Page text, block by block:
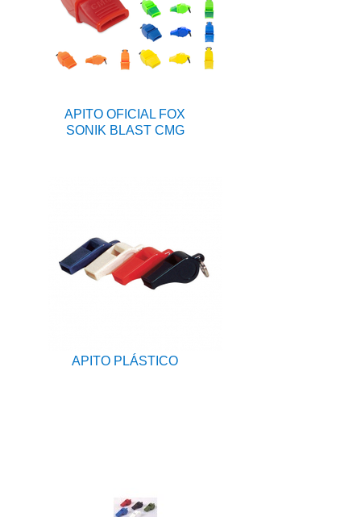
APITO OFICIAL FOX
SONIK BLAST CMG
APITO PLÁSTICO